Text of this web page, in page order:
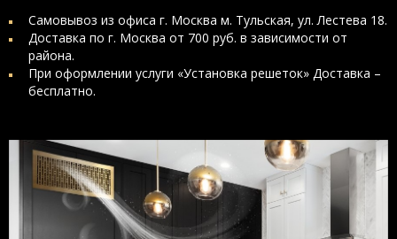
Самовывоз из офиса г. Москва м. Тульская, ул. Лестева 18.
Доставка по г. Москва от 700 руб. в зависимости от
района.
При оформлении услуги «Установка решеток» Доставка –
бесплатно.